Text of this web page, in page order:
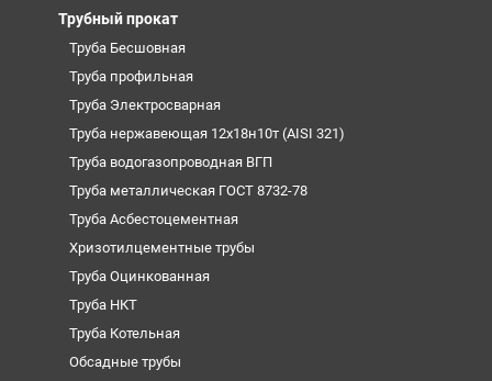
Трубный прокат
Труба Бесшовная
Труба профильная
Труба Электросварная
Труба нержавеющая 12х18н10т (AISI 321)
Труба водогазопроводная ВГП
Труба металлическая ГОСТ 8732-78
Труба Асбестоцементная
Хризотилцементные трубы
Труба Оцинкованная
Труба НКТ
Труба Котельная
Обсадные трубы